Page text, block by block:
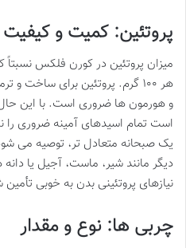
پروتئین: کمیت و کیفیت
هر ۱۰۰ گرم. پروتئین برای ساخت
و هورمون ها ضروری است. با این
است تمام اسیدهای آمینه ضروری را
یک صبحانه متعادل تر، توصیه می
دیگر مانند شیر، ماست، آجیل یا دانه
نیازهای پروتئینی بدن به خوبی
چربی ها: نوع و مقدار